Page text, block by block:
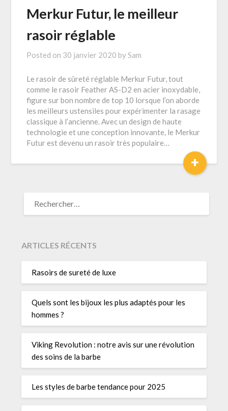
Merkur Futur, le meilleur
rasoir réglable
Posted on 30 janvier 2020 bySam
Le rasoir de sûreté réglable Merkur Futur, tout
comme le rasoir Feather AS-D2 en acier inoxydable,
figure sur bon nombre de top 10 lorsque l’on aborde
les meilleurs ustensiles pour expérimenter la rasage
classique à l’ancienne. Avec un design de haute
technologie et une conception innovante, le Merkur
Futur est devenu un rasoir très populaire…
+
ARTICLES RÉCENTS
Rasoirs de sureté de luxe
Quels sont les bijoux les plus adaptés pour les
hommes ?
Viking Revolution : notre avis sur une révolution
des soins de la barbe
Les styles de barbe tendance pour 2025